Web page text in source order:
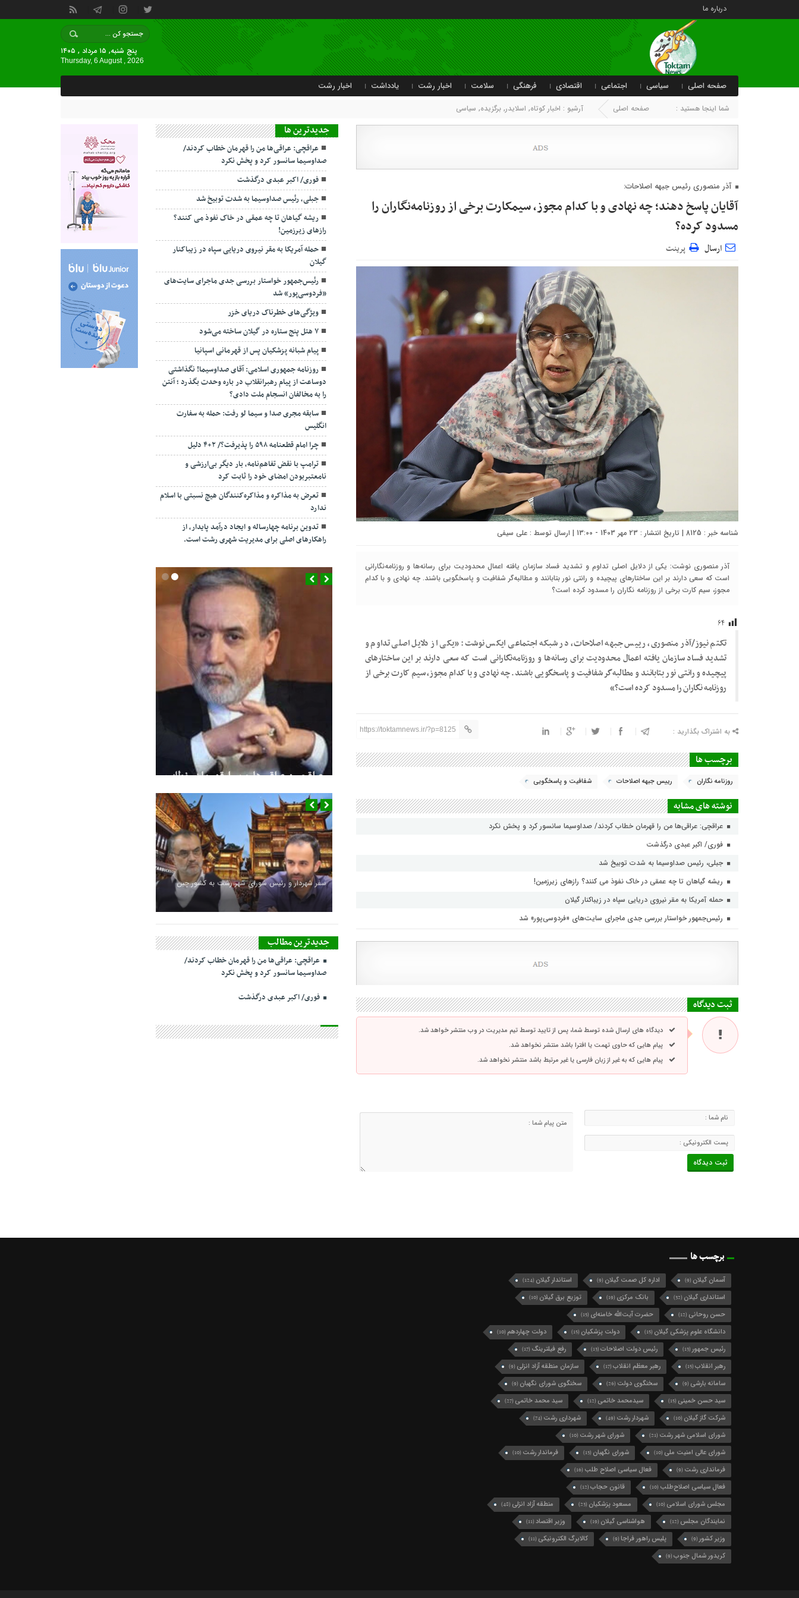
درباره ما
پنج شنبه, ۱۵ مرداد , ۱۴۰۵
Thursday, 6 August , 2026
صفحه اصلی سیاسی اجتماعی اقتصادی فرهنگی سلامت اخبار رشت یادداشت اخبار رشت
شما اینجا هستید : صفحه اصلی آرشیو : اخبار کوتاه, اسلایدر, برگزیده, سیاسی
آذر منصوری رئیس جبهه اصلاحات:
آقایان پاسخ دهند؛ چه نهادی و با کدام مجوز، سیمکارت برخی از روزنامه‌نگاران را
مسدود کرده؟
ارسال پرینت
شناسه خبر : 8125 | تاریخ انتشار : 23 مهر 1403 - 13:00 | ارسال توسط : علی سیفی
آذر منصوری نوشت: یکی از دلایل اصلی تداوم و تشدید فساد سازمان یافته اعمال محدودیت برای رسانه‌ها و روزنامه‌نگارانی
است که سعی دارند بر این ساختارهای پیچیده و رانتی نور بتابانند و مطالبه‌گر شفافیت و پاسخگویی باشند. چه نهادی و با کدام
مجوز، سیم کارت برخی از روزنامه نگاران را مسدود کرده است؟
۶۴
تکتم نیوز/آذر منصوری، رییس جبهه اصلاحات، در شبکه اجتماعی ایکس نوشت: «یکی از دلایل اصلی تداوم و
تشدید فساد سازمان یافته اعمال محدودیت برای رسانه‌ها و روزنامه‌نگارانی است که سعی دارند بر این ساختارهای
پیچیده و رانتی نور بتابانند و مطالبه‌گر شفافیت و پاسخگویی باشند. چه نهادی و با کدام مجوز، سیم کارت برخی از
روزنامه نگاران را مسدود کرده است؟»
به اشتراک بگذارید : https://toktamnews.ir/?p=8125
برچسب ها
روزنامه نگاران رییس جبهه اصلاحات شفافیت و پاسخگویی
نوشته های مشابه
عراقچی: عراقی‌ها من را قهرمان خطاب کردند/ صداوسیما سانسور کرد و پخش نکرد
فوری/ اکبر عبدی درگذشت
جبلی، رئیس صداوسیما به شدت توبیخ شد
ریشه گیاهان تا چه عمقی در خاک نفوذ می کنند؟ رازهای زیرزمین!
حمله آمریکا به مقر نیروی دریایی سپاه در زیباکنار گیلان
رئیس‌جمهور خواستار بررسی جدی ماجرای سایت‌های «فردوسی‌پور» شد
ثبت دیدگاه
دیدگاه های ارسال شده توسط شما، پس از تایید توسط تیم مدیریت در وب منتشر خواهد شد.
پیام هایی که حاوی تهمت یا افترا باشد منتشر نخواهد شد.
پیام هایی که به غیر از زبان فارسی یا غیر مرتبط باشد منتشر نخواهد شد.
جديدترين ها
عراقچی: عراقی‌ها من را قهرمان خطاب کردند/
صداوسیما سانسور کرد و پخش نکرد
فوری/ اکبر عبدی درگذشت
جبلی، رئیس صداوسیما به شدت توبیخ شد
ریشه گیاهان تا چه عمقی در خاک نفوذ می کنند؟
رازهای زیرزمین!
حمله آمریکا به مقر نیروی دریایی سپاه در زیباکنار
گیلان
رئیس‌جمهور خواستار بررسی جدی ماجرای سایت‌های
«فردوسی‌پور» شد
ویژگی‌های خطرناک دریای خزر
۷ هتل پنج ستاره در گیلان ساخته می‌شود
پیام شبانه پزشکیان پس از قهرمانی اسپانیا
روزنامه جمهوری اسلامی: آقای صداوسیما! نگذاشتی
دوساعت از پیام رهبرانقلاب در باره وحدت بگذرد ؛ آنتن
را به مخالفان انسجام ملت دادی؟
سابقه مجری صدا و سیما لو رفت: حمله به سفارت
انگلیس
چرا امام قطعنامه ۵۹۸ را پذیرفت؟/ ۲+۴ دلیل
ترامپ با نقض تفاهم‌نامه، بار دیگر بی‌ارزشی و
نامعتبربودن امضای خود را ثابت کرد
تعرض به مذاکره و مذاکره‌کنندگان هیچ نسبتی با اسلام
ندارد
تدوین برنامه چهارساله و ایجاد درآمد پایدار، از
راهکارهای اصلی برای مدیریت شهری رشت است.
عراقچی: عراقی‌ها من را قهرمان خطاب
کردند/ صداوسیما سانسور کرد و پخش
نکرد
همه دنیا دارن به ما احترام میذارن به جز خودمون.
سفر شهردار و رئیس شورای شهر رشت به کشور چین
جدیدترین مطالب
عراقچی: عراقی‌ها من را قهرمان خطاب کردند/
صداوسیما سانسور کرد و پخش نکرد
فوری/ اکبر عبدی درگذشت
برچسب ها
آسمان گیلان (9) اداره کل صمت گیلان (9) استاندار گیلان (124)
استانداری گیلان (32) بانک مرکزی (19) توزیع برق گیلان (10)
حسن روحانی (12) حضرت آیت‌الله خامنه‌ای (15)
دانشگاه علوم پزشکی گیلان (15) دولت پزشکیان (15) دولت چهاردهم (10)
رئیس جمهور(13) رئیس دولت اصلاحات(13) رفع فیلترینگ (17)
رهبر انقلاب(15) رهبر معظم انقلاب(17) سازمان منطقه آزاد انزلی (9)
سامانه بارشی (9) سخنگوی دولت (26) سخنگوی شورای نگهبان (9)
سید حسن خمینی (15) سیدمحمد خاتمی (12) سید محمد خاتمی (27)
شرکت گاز گیلان (10) شهردار رشت (49) شهرداری رشت (74)
شورای اسلامی شهر رشت (21) شورای شهر رشت (10)
شورای عالی امنیت ملی (10) شورای نگهبان (13) فرماندار رشت (10)
فرمانداری رشت (9) فعال سیاسی اصلاح طلب (16)
فعال سیاسی اصلاح‌طلب (10) قانون حجاب(12)
مجلس شورای اسلامی (10) مسعود پزشکیان (23) منطقه آزاد انزلی (48)
نمایندگان مجلس (12) هواشناسی گیلان (19) وزیر اقتصاد(11)
وزیر کشور(9) پلیس راهور فراجا (9) کالابرگ الکترونیکی (11)
کریدور شمال جنوب(9)